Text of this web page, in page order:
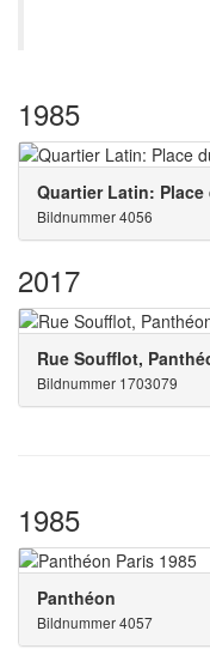
1985
Quartier Latin:
Bildnummer 4056
2017
Rue Soufflot,
Bildnummer 1703079
1985
Panthéon
Bildnummer 4057